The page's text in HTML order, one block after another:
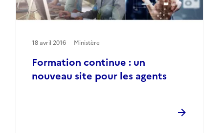
Formation continue : un
nouveau site pour les agents
18 avril 2016 Ministère